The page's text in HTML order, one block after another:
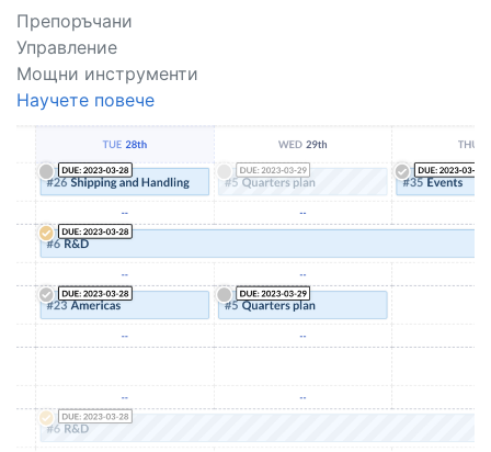
Препоръчани
Управление
Мощни инструменти
Научете повече